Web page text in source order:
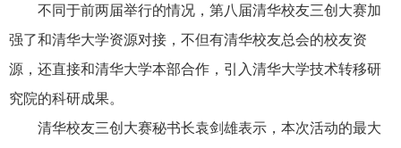
不同于前两届举行的情况，第八届清华校友三创大赛加
强了和清华大学资源对接，不但有清华校友总会的校友资
源，还直接和清华大学本部合作，引入清华大学技术转移研
究院的科研成果。
清华校友三创大赛秘书长袁剑雄表示，本次活动的最大